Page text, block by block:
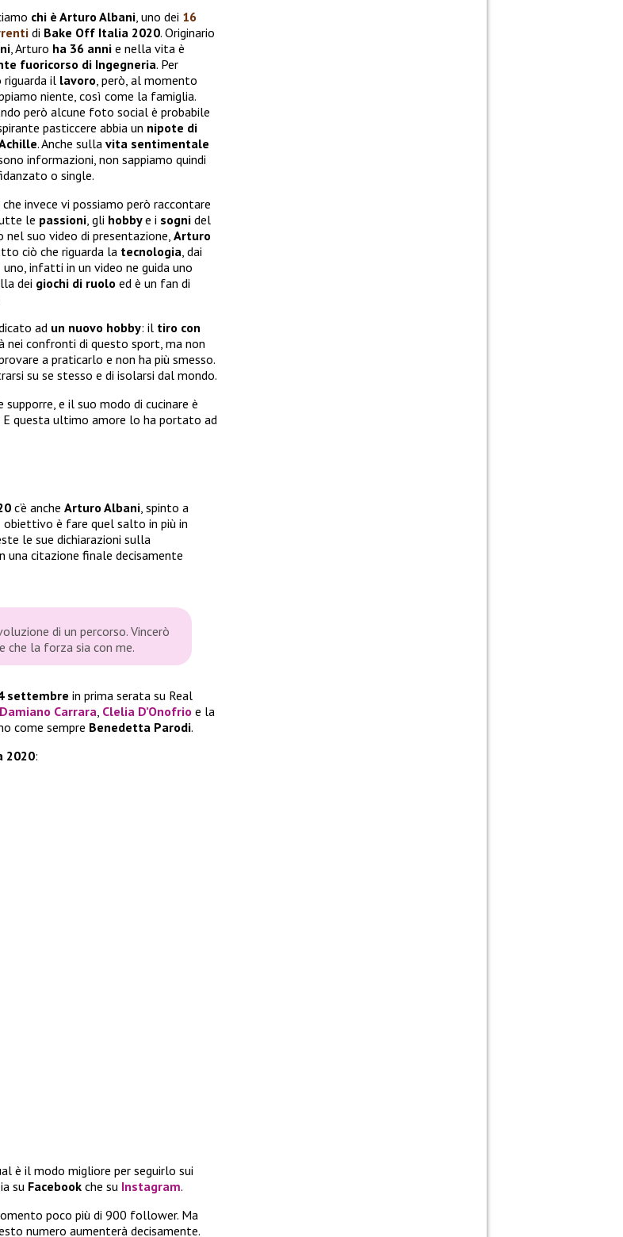
chi è Arturo Albani, uno dei 16
di Bake Off Italia 2020. Originario
, Arturo ha 36 anni e nella vita è
fuoricorso di Ingegneria. Per
riguarda il lavoro, però, al momento
niente, così come la famiglia.
però alcune foto social è probabile
pasticcere abbia un nipote di
. Anche sulla vita sentimentale
informazioni, non sappiamo quindi
o single.
invece vi possiamo però raccontare
le passioni, gli hobbye i sogni del
suo video di presentazione, Arturo
ciò che riguarda la tecnologia, dai
infatti in un video ne guida uno
dei giochi di ruolo ed è un fan di
ad un nuovo hobby: il tiro con
confronti di questo sport, ma non
a praticarlo e non ha più smesso.
su se stesso e di isolarsi dal mondo.
supporre, e il suo modo di cucinare è
questa ultimo amore lo ha portato ad
c’è anche Arturo Albani, spinto a
obiettivo è fare quel salto in più in
le sue dichiarazioni sulla
una citazione finale decisamente
di un percorso. Vincerò
la forza sia con me.
settembre in prima serata su Real
Damiano Carrara, Clelia D’Onofrio e la
come sempre Benedetta Parodi.
2020:
è il modo migliore per seguirlo sui
su Facebook che su Instagram.
poco più di 900 follower. Ma
numero aumenterà decisamente.